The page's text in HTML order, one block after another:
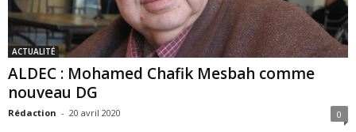
ACTUALITÉ
ALDEC : Mohamed Chafik Mesbah comme
nouveau DG
Rédaction - 20 avril 2020 0